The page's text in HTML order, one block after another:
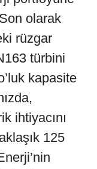
olarak
rüzgar
türbini
kapasite
ihtiyacını
125